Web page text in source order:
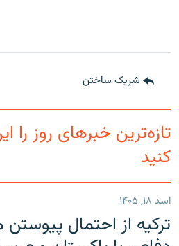
شریک ساختن
تازه‌ترین خبرهای روز را
کنید
اسد ۱۸, ۱۴۰۵
ترکیه از احتمال